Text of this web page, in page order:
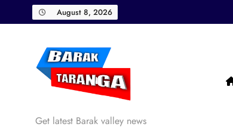
to
August 8, 2026
Barak Taranga
Get latest Barak valley news